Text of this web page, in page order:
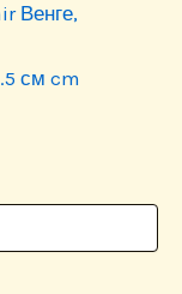
Венге,
см cm